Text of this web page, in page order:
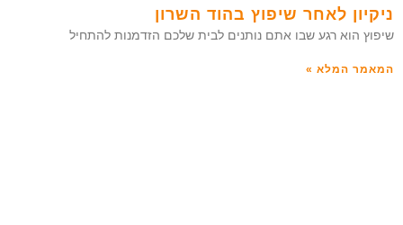
ניקיון לאחר שיפוץ בהוד השרון
שיפוץ הוא רגע שבו אתם נותנים לבית שלכם הזדמנות להתחיל
המאמר המלא »